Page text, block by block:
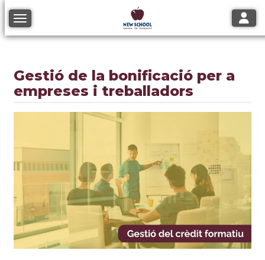
Toggle navigation
Gestió de la bonificació per a
empreses i treballadors